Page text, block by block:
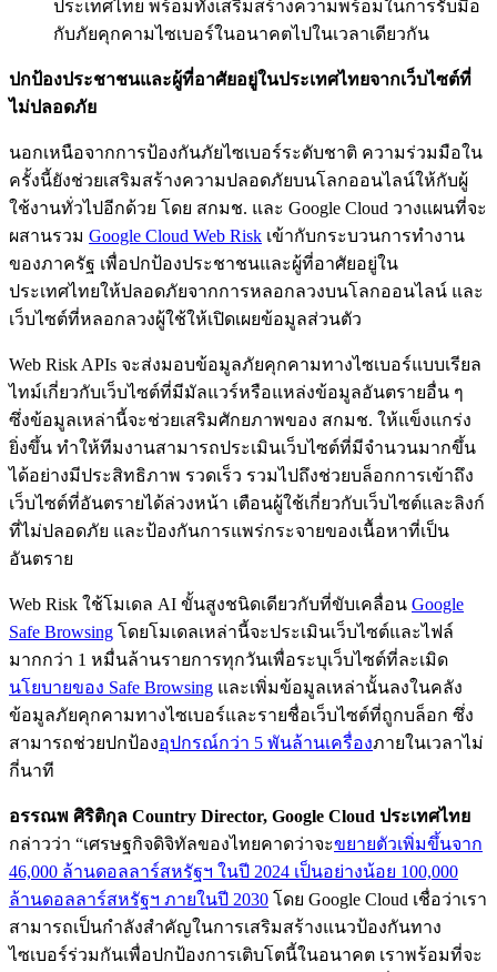
ประเทศไทย พร้อมทั้งเสริมสร้างความพร้อมในการรับมือ
กับภัยคุกคามไซเบอร์ในอนาคตไปในเวลาเดียวกัน
ปกป้องประชาชนและผู้ที่อาศัยอยู่ในประเทศไทยจากเว็บไซต์ที่
ไม่ปลอดภัย
นอกเหนือจากการป้องกันภัยไซเบอร์ระดับชาติ ความร่วมมือใน
ครั้งนี้ยังช่วยเสริมสร้างความปลอดภัยบนโลกออนไลน์ให้กับผู้
ใช้งานทั่วไปอีกด้วย โดย สกมช. และ Google Cloud วางแผนที่จะ
ผสานรวม Google Cloud Web Risk เข้ากับกระบวนการทำงาน
ของภาครัฐ เพื่อปกป้องประชาชนและผู้ที่อาศัยอยู่ใน
ประเทศไทยให้ปลอดภัยจากการหลอกลวงบนโลกออนไลน์ และ
เว็บไซต์ที่หลอกลวงผู้ใช้ให้เปิดเผยข้อมูลส่วนตัว
Web Risk APIs จะส่งมอบข้อมูลภัยคุกคามทางไซเบอร์แบบเรียล
ไทม์เกี่ยวกับเว็บไซต์ที่มีมัลแวร์หรือแหล่งข้อมูลอันตรายอื่น ๆ
ซึ่งข้อมูลเหล่านี้จะช่วยเสริมศักยภาพของ สกมช. ให้แข็งแกร่ง
ยิ่งขึ้น ทำให้ทีมงานสามารถประเมินเว็บไซต์ที่มีจำนวนมากขึ้น
ได้อย่างมีประสิทธิภาพ รวดเร็ว รวมไปถึงช่วยบล็อกการเข้าถึง
เว็บไซต์ที่อันตรายได้ล่วงหน้า เตือนผู้ใช้เกี่ยวกับเว็บไซต์และลิงก์
ที่ไม่ปลอดภัย และป้องกันการแพร่กระจายของเนื้อหาที่เป็น
อันตราย
Web Risk ใช้โมเดล AI ขั้นสูงชนิดเดียวกับที่ขับเคลื่อน Google
Safe Browsing โดยโมเดลเหล่านี้จะประเมินเว็บไซต์และไฟล์
มากกว่า 1 หมื่นล้านรายการทุกวันเพื่อระบุเว็บไซต์ที่ละเมิด
นโยบายของ Safe Browsing และเพิ่มข้อมูลเหล่านั้นลงในคลัง
ข้อมูลภัยคุกคามทางไซเบอร์และรายชื่อเว็บไซต์ที่ถูกบล็อก ซึ่ง
สามารถช่วยปกป้องอุปกรณ์กว่า 5 พันล้านเครื่องภายในเวลาไม่
กี่นาที
อรรณพ ศิริติกุล Country Director, Google Cloud ประเทศไทย
กล่าวว่า “เศรษฐกิจดิจิทัลของไทยคาดว่าจะขยายตัวเพิ่มขึ้นจาก
46,000 ล้านดอลลาร์สหรัฐฯ ในปี 2024 เป็นอย่างน้อย 100,000
ล้านดอลลาร์สหรัฐฯ ภายในปี 2030 โดย Google Cloud เชื่อว่าเรา
สามารถเป็นกำลังสำคัญในการเสริมสร้างแนวป้องกันทาง
ไซเบอร์ร่วมกันเพื่อปกป้องการเติบโตนี้ในอนาคต เราพร้อมที่จะ